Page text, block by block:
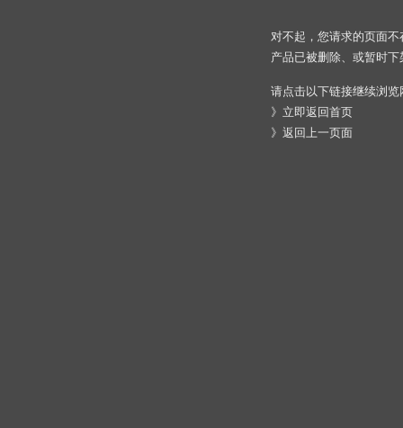
对不起，您请求的页面
产品已被删除、或暂时下
请点击以下链接继续浏览
》 立即返回首页
》 返回上一页面